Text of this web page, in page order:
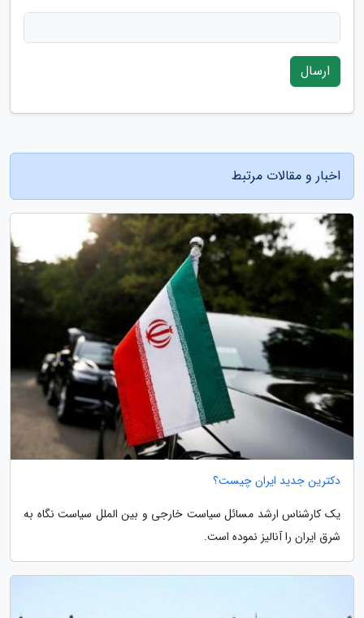
ارسال
اخبار و مقالات مرتبط
دکترین جدید ایران چیست؟
یک کارشناس ارشد مسائل سیاست خارجی و بین الملل سیاست نگاه به
شرق ایران را آنالیز نموده است.